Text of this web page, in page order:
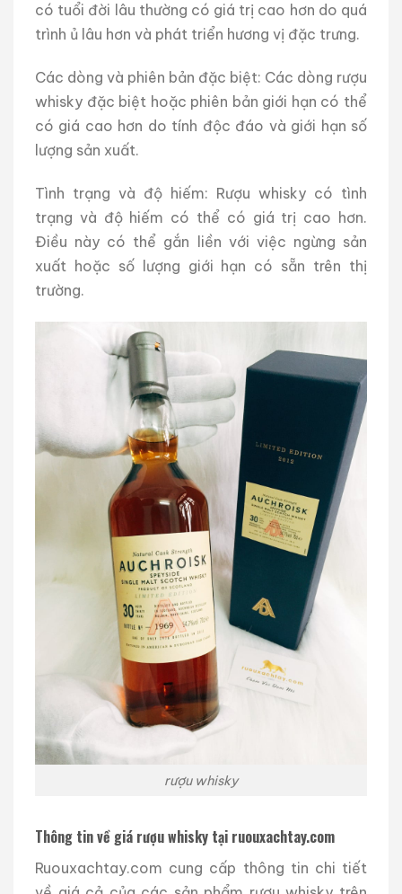
có tuổi đời lâu thường có giá trị cao hơn do quá
trình ủ lâu hơn và phát triển hương vị đặc trưng.
Các dòng và phiên bản đặc biệt: Các dòng rượu
whisky đặc biệt hoặc phiên bản giới hạn có thể
có giá cao hơn do tính độc đáo và giới hạn số
lượng sản xuất.
Tình trạng và độ hiếm: Rượu whisky có tình
trạng và độ hiếm có thể có giá trị cao hơn.
Điều này có thể gắn liền với việc ngừng sản
xuất hoặc số lượng giới hạn có sẵn trên thị
trường.
rượu whisky
Thông tin về giá rượu whisky tại ruouxachtay.com
Ruouxachtay.com cung cấp thông tin chi tiết